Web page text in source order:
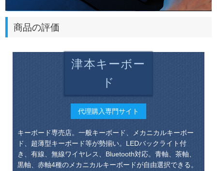
商品の評価
津本キーボー
ド
代理購入専門サイト
キーボード専売店。一般キーボード、メカニカルキーボー
ド、超薄型キーボード等が勢揃い。LEDバックライト付
き、有線、無線ワイヤレス、Bluetooth対応。青軸、茶軸、
黒軸、赤軸4種のメカニカルキーボードが自由選択できる。